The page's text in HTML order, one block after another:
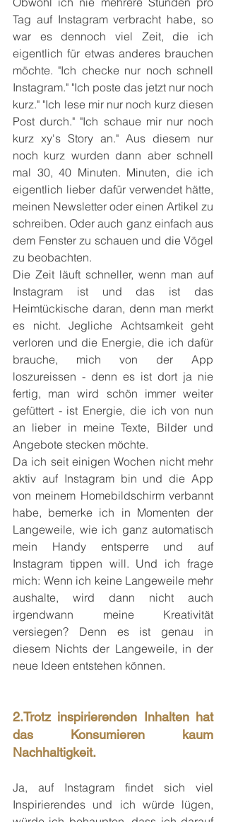
Tag auf Instagram verbracht habe, so
war es dennoch viel Zeit, die ich
eigentlich für etwas anderes brauchen
möchte. "Ich checke nur noch schnell
Instagram." "Ich poste das jetzt nur noch
kurz." "Ich lese mir nur noch kurz diesen
Post durch." "Ich schaue mir nur noch
kurz xy's Story an." Aus diesem nur
noch kurz wurden dann aber schnell
mal 30, 40 Minuten. Minuten, die ich
eigentlich lieber dafür verwendet hätte,
meinen Newsletter oder einen Artikel zu
schreiben. Oder auch ganz einfach aus
dem Fenster zu schauen und die Vögel
zu beobachten.
Die Zeit läuft schneller, wenn man auf
Instagram ist und das ist das
Heimtückische daran, denn man merkt
es nicht. Jegliche Achtsamkeit geht
verloren und die Energie, die ich dafür
brauche, mich von der App
loszureissen - denn es ist dort ja nie
fertig, man wird schön immer weiter
gefüttert - ist Energie, die ich von nun
an lieber in meine Texte, Bilder und
Angebote stecken möchte.
Da ich seit einigen Wochen nicht mehr
aktiv auf Instagram bin und die App
von meinem Homebildschirm verbannt
habe, bemerke ich in Momenten der
Langeweile, wie ich ganz automatisch
mein Handy entsperre und auf
Instagram tippen will. Und ich frage
mich: Wenn ich keine Langeweile mehr
aushalte, wird dann nicht auch
irgendwann meine Kreativität
versiegen? Denn es ist genau in
diesem Nichts der Langeweile, in der
neue Ideen entstehen können.
2.Trotz inspirierenden Inhalten hat
das Konsumieren kaum
Nachhaltigkeit.
Ja, auf Instagram findet sich viel
Inspirierendes und ich würde lügen,